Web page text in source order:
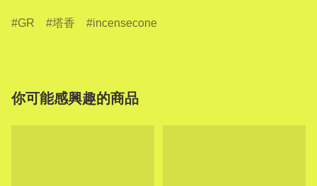
GR 塔香 incensecone
你可能感興趣的商品